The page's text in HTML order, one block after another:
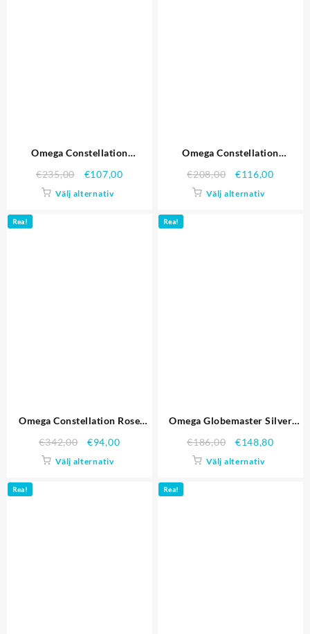
Omega Constellation
replika klockor 4483
€235,00 €107,00
Välj alternativ
Omega Constellation
replika klockor 4480
€208,00 €116,00
Välj alternativ
Rea!
Omega Constellation Rose
Band 621.487 Replika Klockor
€342,00 €94,00
Välj alternativ
Rea!
Omega Globemaster Silver
läderrem Replika Klockor
€186,00 €148,80
Välj alternativ
Rea! Rea!